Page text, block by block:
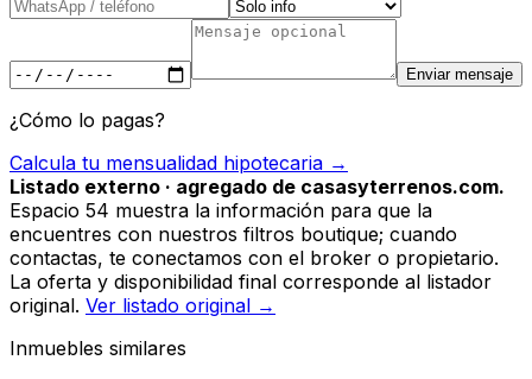
Enviar mensaje
¿Cómo lo pagas?
Calcula tu mensualidad hipotecaria →
Listado externo · agregado de casasyterrenos.com.
Espacio 54 muestra la información para que la
encuentres con nuestros filtros boutique; cuando
contactas, te conectamos con el broker o propietario.
La oferta y disponibilidad final corresponde al listador
original. Ver listado original →
Inmuebles similares